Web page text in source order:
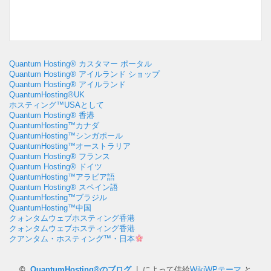
Quantum Hosting® カスタマー ポータル
Quantum Hosting® アイルランド ショップ
Quantum Hosting® アイルランド
QuantumHosting®UK
ホスティング™USAとして
Quantum Hosting® 香港
QuantumHosting™カナダ
QuantumHosting™シンガポール
QuantumHosting™オーストラリア
Quantum Hosting® フランス
Quantum Hosting® ドイツ
QuantumHosting™アラビア語
Quantum Hosting® スペイン語
QuantumHosting™ブラジル
QuantumHosting™中国
クォンタムウェブホスティング香港
クォンタムウェブホスティング香港
クアンタム・ホスティング™・日本